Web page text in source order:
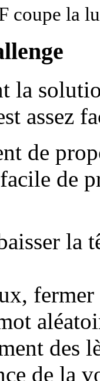
coupe la
la
assez
de
de
la
des
de la